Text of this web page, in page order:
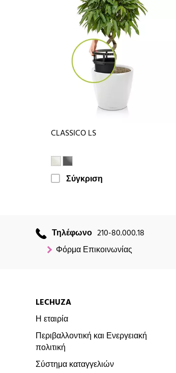
CLASSICO LS
Σύγκριση
Τηλέφωνο 210-80.000.18
Φόρμα Επικοινωνίας
LECHUZA
Η εταιρία
Περιβαλλοντική και Ενεργειακή
πολιτική
Σύστημα καταγγελιών